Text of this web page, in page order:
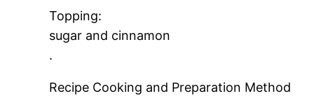
Topping:
sugar and cinnamon
.
Recipe Cooking and Preparation Method